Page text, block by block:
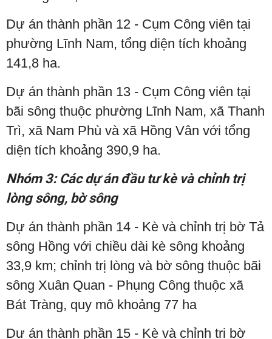
Dự án thành phần 12 - Cụm Công viên tại
phường Lĩnh Nam, tổng diện tích khoảng
141,8 ha.
Dự án thành phần 13 - Cụm Công viên tại
bãi sông thuộc phường Lĩnh Nam, xã Thanh
Trì, xã Nam Phù và xã Hồng Vân với tổng
diện tích khoảng 390,9 ha.
Nhóm 3: Các dự án đầu tư kè và chỉnh trị
lòng sông, bờ sông
Dự án thành phần 14 - Kè và chỉnh trị bờ Tả
sông Hồng với chiều dài kè sông khoảng
33,9 km; chỉnh trị lòng và bờ sông thuộc bãi
sông Xuân Quan - Phụng Công thuộc xã
Bát Tràng, quy mô khoảng 77 ha
Dự án thành phần 15 - Kè và chỉnh trị bờ